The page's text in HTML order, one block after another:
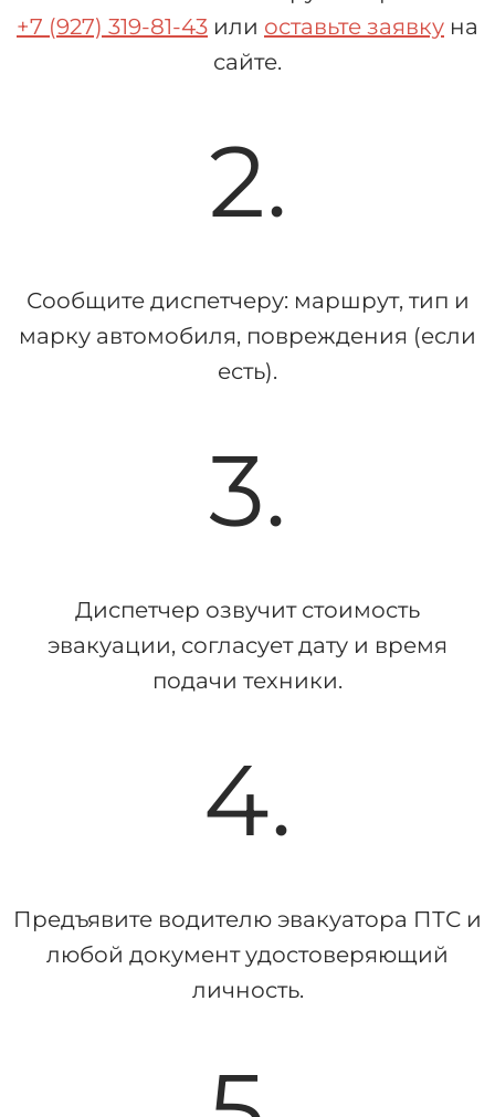
+7 (927) 319-81-43 или оставьте заявку на
сайте.
2.
Сообщите диспетчеру: маршрут, тип и
марку автомобиля, повреждения (если
есть).
3.
Диспетчер озвучит стоимость
эвакуации, согласует дату и время
подачи техники.
4.
Предъявите водителю эвакуатора ПТС и
любой документ удостоверяющий
личность.